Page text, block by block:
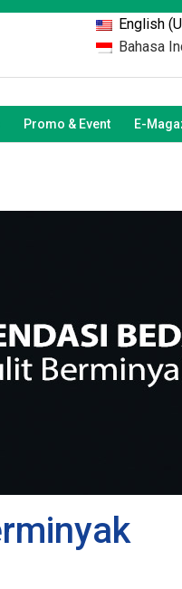
English
Bahasa
Promo & Event E-